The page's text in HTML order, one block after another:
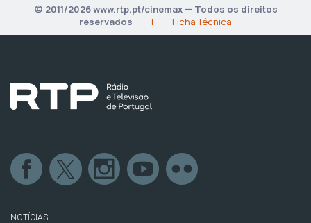
© 2011/2026 www.rtp.pt/cinemax — Todos os direitos
reservados
| Ficha Técnica
NOTÍCIAS